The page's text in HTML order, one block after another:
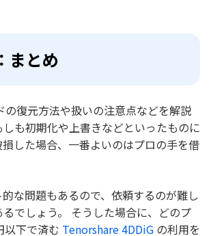
まとめ
の復元方法や扱いの注意点などを解説
も初期化や上書きなどといったものに
した場合、一番よいのはプロの手を借
な問題もあるので、依頼するのが難し
でしょう。 そうした場合に、どのプ
以下で済む Tenorshare 4DDiG の利用を